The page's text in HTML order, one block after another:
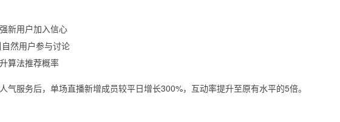
新用户加入信心
然用户参与讨论
算法推荐概率
气服务后，单场直播新增成员较平日增长300%，互动率提升至原有水平的5倍。